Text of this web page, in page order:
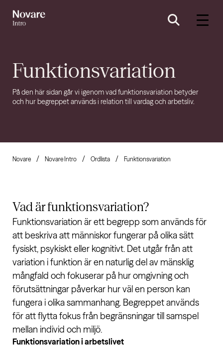
Funktionsvariation
På den här sidan går vi igenom vad funktionsvariation betyder
och hur begreppet används i relation till vardag och arbetsliv.
Novare Novare Intro Ordlista Funktionsvariation
Vad ärfunktionsvariation?
Funktionsvariation är ett begrepp som används för
att beskriva att människor fungerar på olika sätt
fysiskt, psykiskt eller kognitivt. Det utgår från att
variation i funktion är en naturlig del av mänsklig
mångfald och fokuserar på hur omgivning och
förutsättningar påverkar hur väl en person kan
fungera i olika sammanhang. Begreppet används
för att flytta fokus från begränsningar till samspel
mellan individ och miljö.
Funktionsvariation i arbetslivet